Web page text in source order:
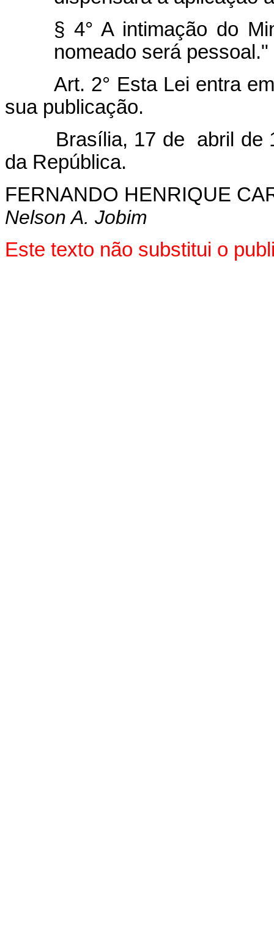
§ 4° A intimação do
nomeado será pessoal."
Art. 2° Esta Lei entra
sua publicação.
Brasília, 17 de abril de
da República.
FERNANDO HENRIQUE
Nelson A. Jobim
Este texto não substitui o